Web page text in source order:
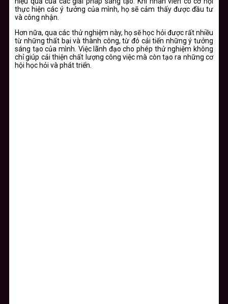
thực hiện các ý tưởng của mình, họ sẽ cảm thấy được đầu tư
và công nhận.
Hơn nữa, qua các thử nghiệm này, họ sẽ học hỏi được rất nhiều
từ những thất bại và thành công, từ đó cải tiến những ý tưởng
sáng tạo của mình. Việc lãnh đạo cho phép thử nghiệm không
chỉ giúp cải thiện chất lượng công việc mà còn tạo ra những cơ
hội học hỏi và phát triển.